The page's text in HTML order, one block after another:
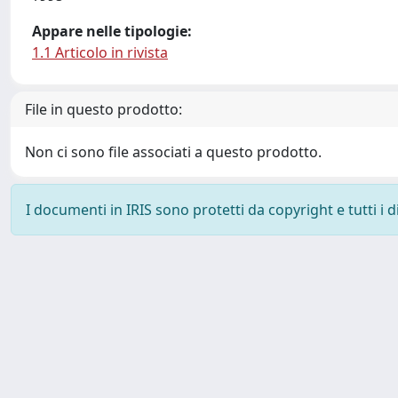
Appare nelle tipologie:
1.1 Articolo in rivista
File in questo prodotto:
Non ci sono file associati a questo prodotto.
I documenti in IRIS sono protetti da copyright e tutti i